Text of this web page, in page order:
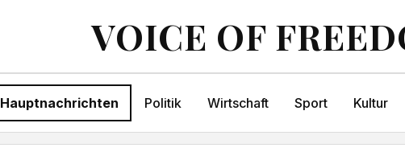
VOICE OF
Hauptnachrichten Politik Wirtschaft Sport Kultur